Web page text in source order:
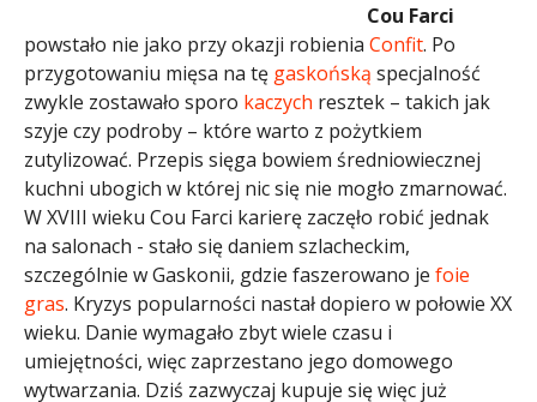
Cou Farci
powstało nie jako przy okazji robienia Confit. Po
przygotowaniu mięsa na tę gaskońską specjalność
zwykle zostawało sporo kaczych resztek – takich jak
szyje czy podroby – które warto z pożytkiem
zutylizować. Przepis sięga bowiem średniowiecznej
kuchni ubogich w której nic się nie mogło zmarnować.
W XVIII wieku Cou Farci karierę zaczęło robić jednak
na salonach - stało się daniem szlacheckim,
szczególnie w Gaskonii, gdzie faszerowano je foie
gras. Kryzys popularności nastał dopiero w połowie XX
wieku. Danie wymagało zbyt wiele czasu i
umiejętności, więc zaprzestano jego domowego
wytwarzania. Dziś zazwyczaj kupuje się więc już